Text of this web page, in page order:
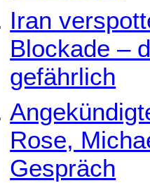
Iran
Blockade –
gefährlich
Rose,
Gespräch